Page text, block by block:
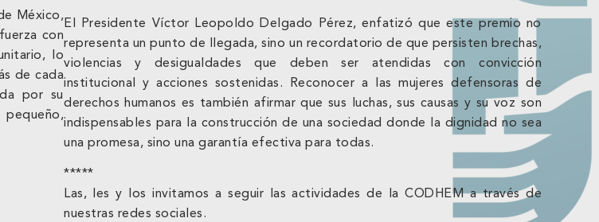
México,
con
lo
de cada
por su
pequeño,
El Presidente Víctor Leopoldo Delgado Pérez, enfatizó que este premio no
representa un punto de llegada, sino un recordatorio de que persisten brechas,
violencias y desigualdades que deben ser atendidas con convicción
institucional y acciones sostenidas. Reconocer a las mujeres defensoras de
derechos humanos es también afirmar que sus luchas, sus causas y su voz son
indispensables para la construcción de una sociedad donde la dignidad no sea
una promesa, sino una garantía efectiva para todas.
*****
Las, les y los invitamos a seguir las actividades de la CODHEM a través de
nuestras redes sociales.